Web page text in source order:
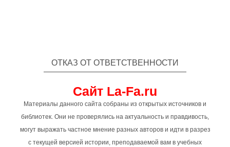
ОТКАЗ ОТ ОТВЕТСТВЕННОСТИ
Сайт La-Fa.ru
Материалы данного сайта собраны из открытых источников и
библиотек. Они не проверялись на актуальность и правдивость,
могут выражать частное мнение разных авторов и идти в разрез
с текущей версией истории, преподаваемой вам в учебных